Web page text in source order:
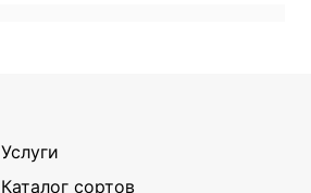
Услуги
Каталог сортов